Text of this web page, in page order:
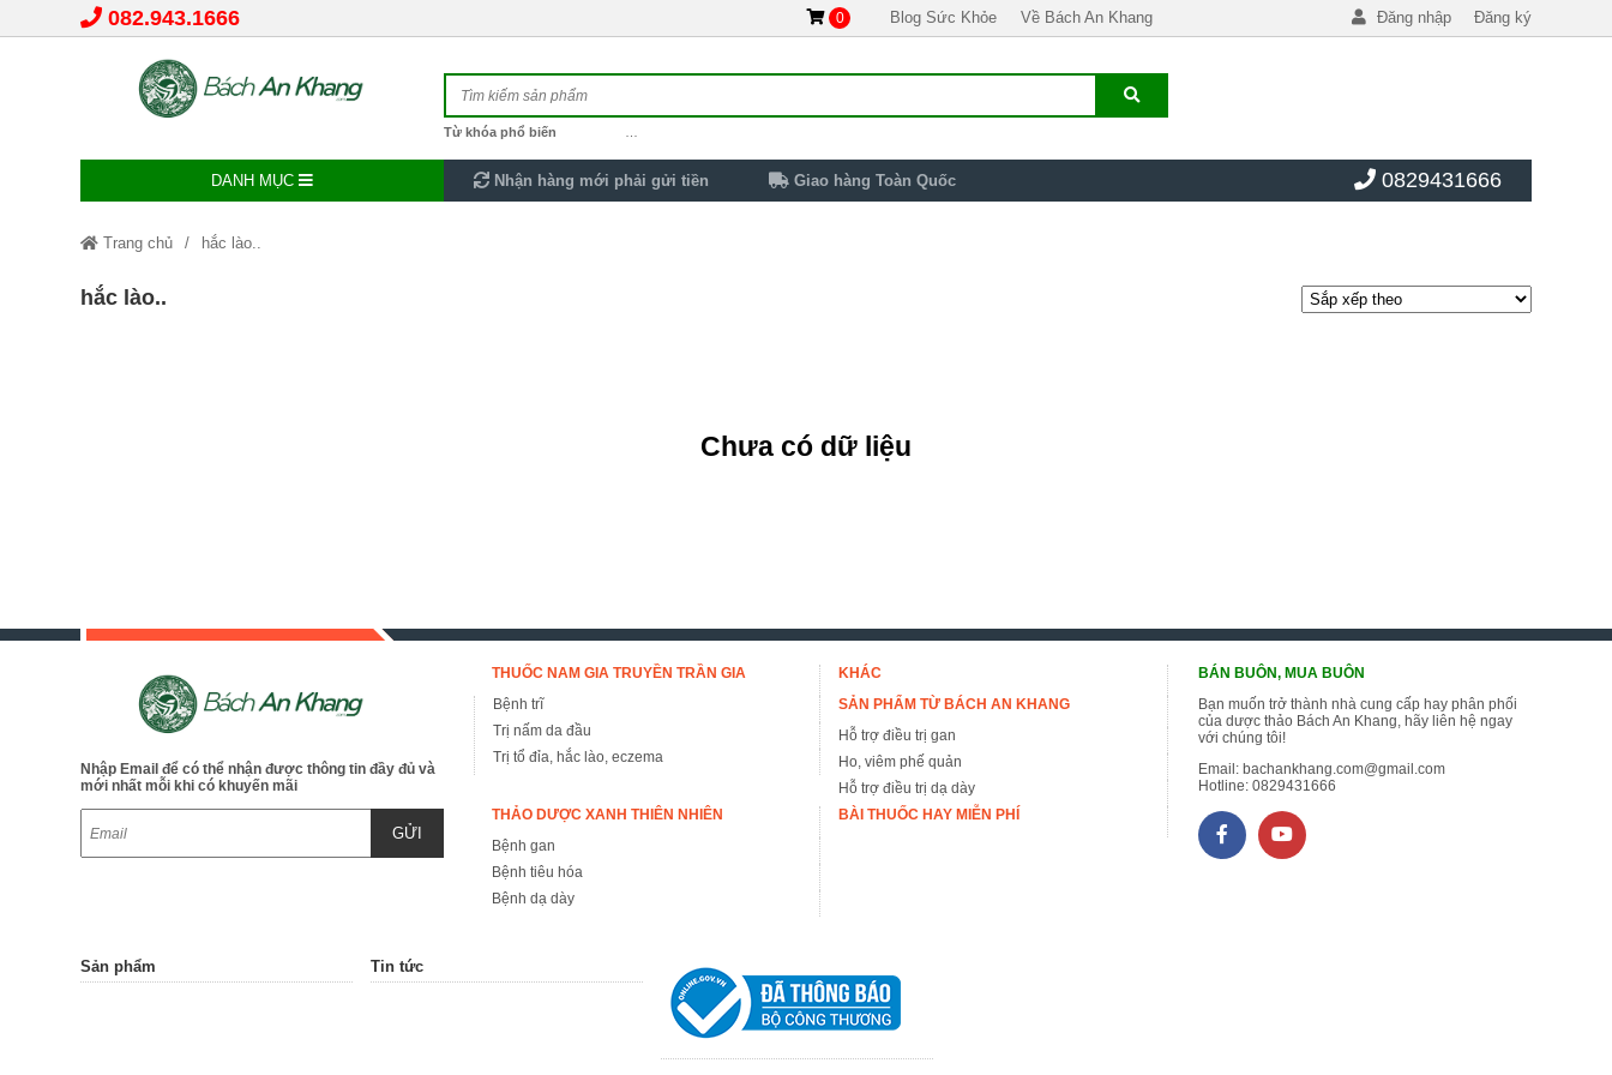
082.943.1666 0 Blog Sức Khỏe Về Bách An Khang Đăng nhập Đăng ký
Từ khóa phổ biến
DANH MỤC Nhận hàng mới phải gửi tiền Giao hàng Toàn Quốc 0829431666
Trang chủ hắc lào..
hắc lào..
Chưa có dữ liệu
Nhập Email để có thể nhận được thông tin đầy đủ và
mới nhất mỗi khi có khuyến mãi
GỬI
THUỐC NAM GIA TRUYỀN TRẦN GIA
Bệnh trĩ
Trị nấm da đầu
Trị tổ đỉa, hắc lào, eczema
KHÁC
SẢN PHẨM TỪ BÁCH AN KHANG
Hỗ trợ điều trị gan
Ho, viêm phế quản
Hỗ trợ điều trị dạ dày
THẢO DƯỢC XANH THIÊN NHIÊN
Bệnh gan
Bệnh tiêu hóa
Bệnh dạ dày
BÀI THUỐC HAY MIỄN PHÍ
BÁN BUÔN, MUA BUÔN
Bạn muốn trở thành nhà cung cấp hay phân phối
của dược thảo Bách An Khang, hãy liên hệ ngay
với chúng tôi!
Email: bachankhang.com@gmail.com
Hotline:0829431666
Sản phẩm Tin tức